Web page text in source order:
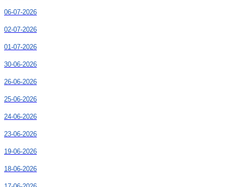
06-07-2026
02-07-2026
01-07-2026
30-06-2026
26-06-2026
25-06-2026
24-06-2026
23-06-2026
19-06-2026
18-06-2026